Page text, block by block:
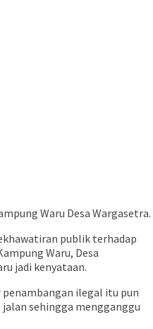
Waru Desa Wargasetra.
publik terhadap
Waru, Desa
jadi kenyataan.
penambangan ilegal itu pun
sehingga mengganggu